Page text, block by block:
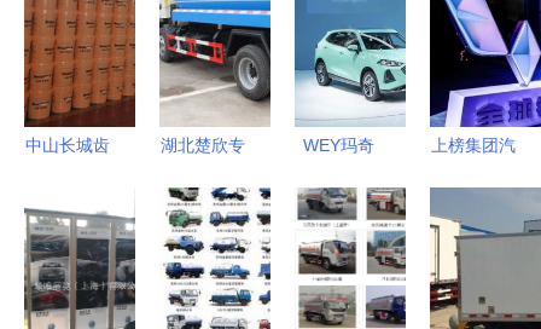
选
务网程力销
售部为您提
供一站式解
决方案
专用车与捷
邦酒店的合
作机遇
算的厂家与
报价
中山长城齿
润滑油
CKC150复
合型，汽车
湖北楚欣专
公司 引领
专用汽车销
售行业新标
WEY玛奇
售，首搭智
能混动DHT
技术引领专
上榜集团汽
扬眉吐气，
五菱演绎过
山车